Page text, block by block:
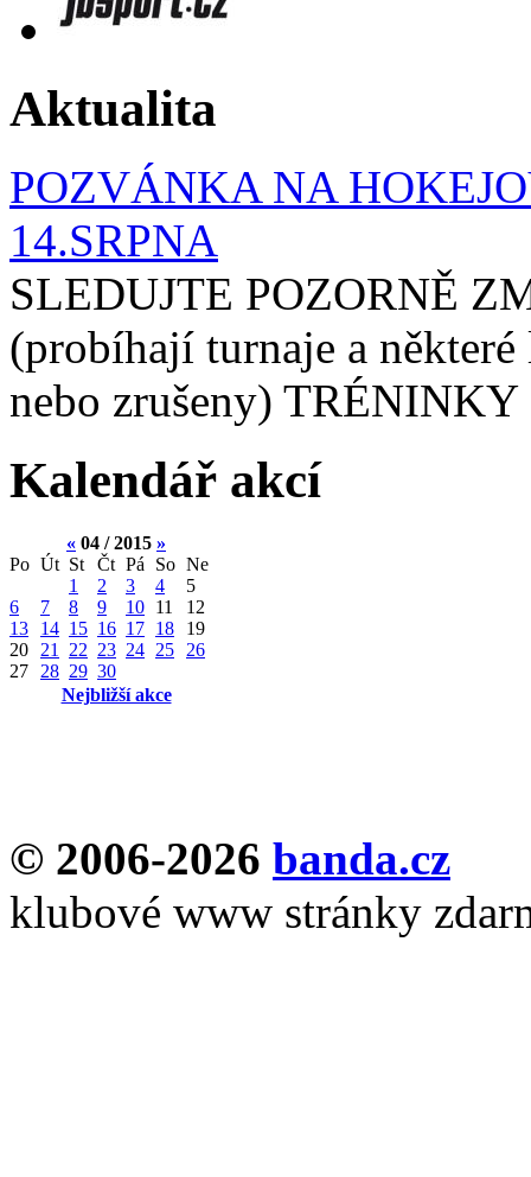
Aktualita
POZVÁNKA NA
14.SRPNA
SLEDUJTE POZORNĚ
(probíhají turnaje a
nebo zrušeny)
Kalendář akcí
« 04 / 2015 »
Po Út St Čt Pá So Ne
1
2 3 4
5
6
7 8 9 10 11
12
13
14 15 16 17 18
19
20
21 22 23 24 25
26
27
28 29 30
Nejbližší akce
© 2006-2026 banda.cz
klubové www stránky